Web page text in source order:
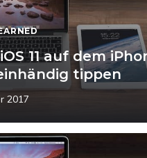
11 auf dem
tippen
2017